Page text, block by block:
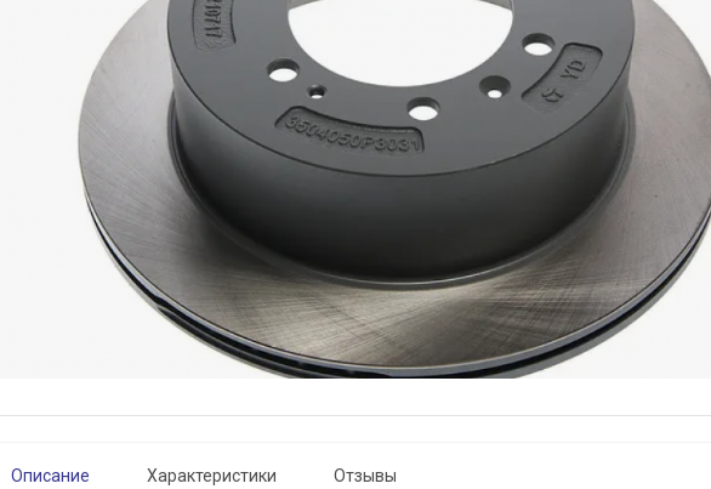
Описание Характеристики Отзывы